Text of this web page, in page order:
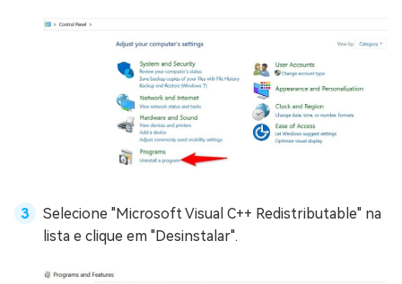
Selecione "Microsoft Visual C++ Redistributable" na
lista e clique em "Desinstalar".